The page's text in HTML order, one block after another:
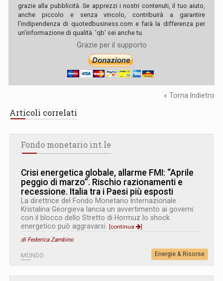
grazie alla pubblicità. Se apprezzi i nostri contenuti, il tuo aiuto,
anche piccolo e senza vincolo, contribuirà a garantire
l'indipendenza di quotedbusiness.com e farà la differenza per
un'informazione di qualità. 'qb' sei anche tu.
Grazie per il supporto
« Torna Indietro
Articoli correlati
Fondo monetario int.le
Crisi energetica globale, allarme FMI: “Aprile
peggio di marzo”. Rischio razionamenti e
recessione. Italia tra i Paesi più esposti
La direttrice del Fondo Monetario Internazionale
Kristalina Georgieva lancia un avvertimento ai governi:
con il blocco dello Stretto di Hormuz lo shock
energetico può aggravarsi. [continua
]
di Federica Zambino
MONDO Energie & Risorse